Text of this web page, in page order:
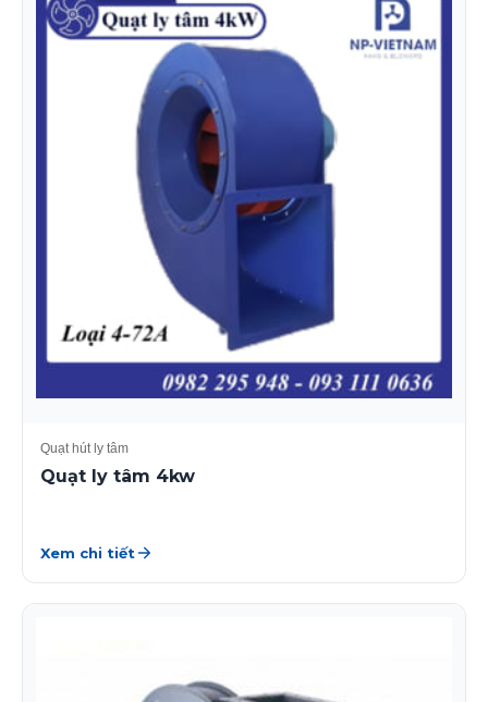
Quạt hút ly tâm
Quạt ly tâm 4kw
Xem chi tiết